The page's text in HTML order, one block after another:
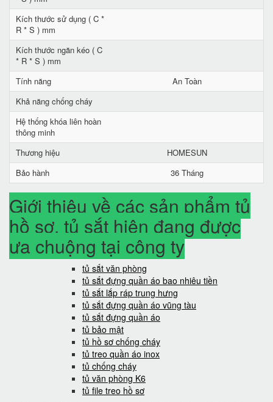
Kích thước sử dụng ( C *
R * S ) mm
Kích thước ngăn kéo ( C
* R * S ) mm
Tính năng
An Toàn
Khả năng chống cháy
Hệ thống khóa liên hoàn
thông minh
Thương hiệu
HOMESUN
Bảo hành
36 Tháng
Giới thiệu về các sản phẩm tủ
hồ sơ, tủ sắt hiện đang được
ưa chuộng tại công ty
tủ sắt văn phòng
tủ sắt đựng quần áo bao nhiêu tiền
tủ sắt lắp ráp trung hưng
tủ sắt đựng quần áo vũng tàu
tủ sắt đựng quần áo
tủ bảo mật
tủ hồ sơ chống cháy
tủ treo quần áo inox
tủ chống cháy
tủ văn phòng K6
tủ file treo hồ sơ